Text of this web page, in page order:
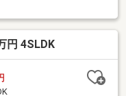
円 4SLDK